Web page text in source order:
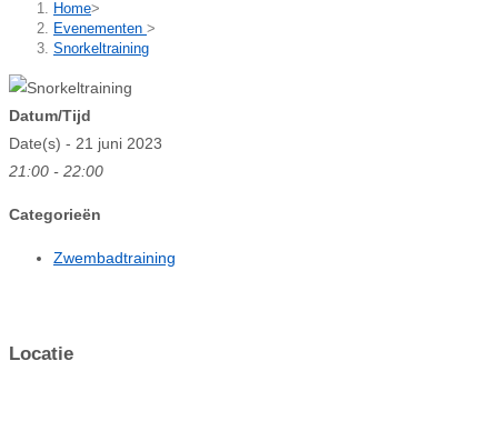
Home>
Evenementen >
Snorkeltraining
Datum/Tijd
Date(s) - 21 juni 2023
21:00 - 22:00
Categorieën
Zwembadtraining
Locatie